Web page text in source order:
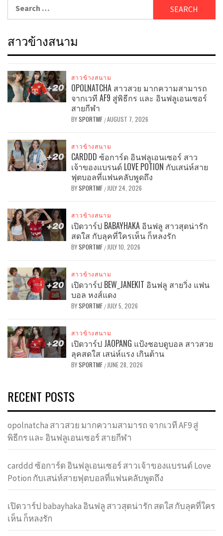
สาวข้างสนาม
สาวข้างสนาม
OPOLNATCHA สาวสวย มากความสามารถ
จากเวที AF9 สู่พิธีกร และ อินฟลูเอนเซอร์
สายกีฬา
BYSPORTMF /AUGUST 7, 2026
สาวข้างสนาม
CARDDD ซ้อการ์ด อินฟลูเอนเซอร์ สาว
เจ้าของแบรนด์ LOVE POTION กับเสน่ห์สาย
ฟุตบอลที่แฟนคลับพูดถึง
BYSPORTMF / JULY 24, 2026
สาวข้างสนาม
เปิดวาร์ป BABAYHAKA อินฟลู สาวสุดน่ารัก
สดใส กับลุคที่ใครเห็น ก็หลงรัก
BYSPORTMF / JULY 10, 2026
สาวข้างสนาม
เปิดวาร์ป BEW_JANEKIT อินฟลู สายวิ่ง แฟน
บอล หงส์แดง
BYSPORTMF / JULY 5, 2026
สาวข้างสนาม
เปิดวาร์ป JAOPANG แป้งชอบดูบอล สาวสวย
ลุคสดใส เสน่ห์แรง เกินต้าน
BYSPORTMF / JUNE 28, 2026
RECENT POSTS
opolnatcha สาวสวย มากความสามารถ จากเวที AF9 สู่
พิธีกร และ อินฟลูเอนเซอร์ สายกีฬา
carddd ซ้อการ์ด อินฟลูเอนเซอร์ สาวเจ้าของแบรนด์ Love
Potion กับเสน่ห์สายฟุตบอลที่แฟนคลับพูดถึง
เปิดวาร์ป babayhaka อินฟลู สาวสุดน่ารัก สดใส กับลุคที่ใคร
เห็น ก็หลงรัก